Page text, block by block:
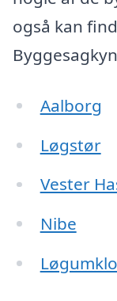
også kan
Aalborg
Løgstør
Vester
Nibe